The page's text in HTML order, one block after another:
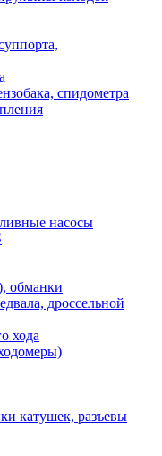
спидометра
насосы
обманки
дроссельной
хода
катушек, разъевы